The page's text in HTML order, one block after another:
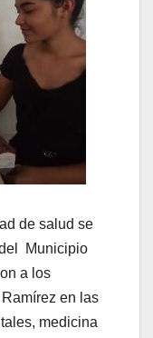
de salud se
Municipio
a los
en las
medicina